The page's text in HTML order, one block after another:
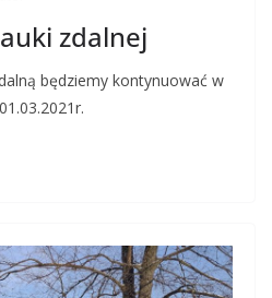
zdalnej
będziemy kontynuować w